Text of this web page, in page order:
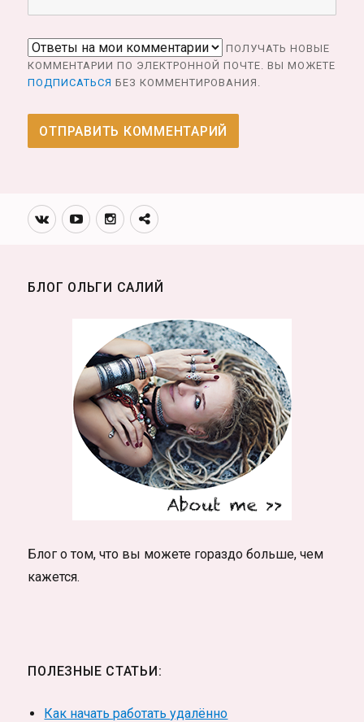
ПОЛУЧАТЬ НОВЫЕ
КОММЕНТАРИИ ПО ЭЛЕКТРОННОЙ ПОЧТЕ. ВЫ МОЖЕТЕ
ПОДПИСАТЬСЯ БЕЗ КОММЕНТИРОВАНИЯ.
Вконтакте
YoutubeИнстаграмм
Телеграм
БЛОГ ОЛЬГИ САЛИЙ
Блог о том, что вы можете гораздо больше, чем
кажется.
ПОЛЕЗНЫЕ СТАТЬИ:
Как начать работать удалённо